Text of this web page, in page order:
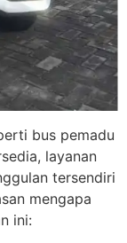
bus pemadu
layanan
tersendiri
mengapa
ini: